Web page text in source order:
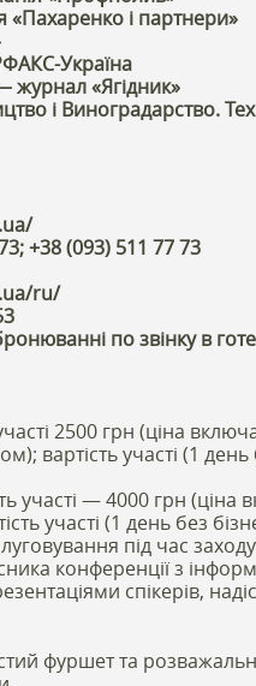
і партнери»
Україна
журнал «Ягідник»
і Виноградарство.
+38 (093) 511 77 73
ru/
по звінку в
2500 грн (ціна
вартість участі (1
участі — 4000 грн (ціна
участі (1 день без
під час
конференції з
спікерів,
фуршет та